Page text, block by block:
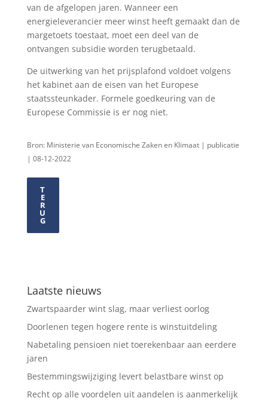
van de afgelopen jaren. Wanneer een
energieleverancier meer winst heeft gemaakt dan de
margetoets toestaat, moet een deel van de
ontvangen subsidie worden terugbetaald.
De uitwerking van het prijsplafond voldoet volgens
het kabinet aan de eisen van het Europese
staatssteunkader. Formele goedkeuring van de
Europese Commissie is er nog niet.
Bron: Ministerie van Economische Zaken en Klimaat | publicatie
| 08-12-2022
T
E
R
U
G
Laatste nieuws
Zwartspaarder wint slag, maar verliest oorlog
Doorlenen tegen hogere rente is winstuitdeling
Nabetaling pensioen niet toerekenbaar aan eerdere
jaren
Bestemmingswijziging levert belastbare winst op
Recht op alle voordelen uit aandelen is aanmerkelijk